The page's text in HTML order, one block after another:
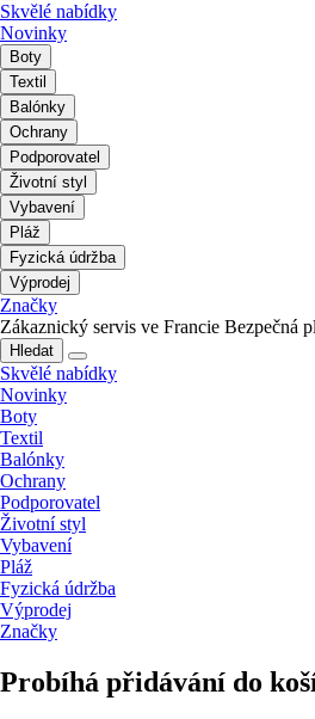
Skvělé nabídky
Novinky
Boty
Textil
Balónky
Ochrany
Podporovatel
Životní styl
Vybavení
Pláž
Fyzická údržba
Výprodej
Značky
Zákaznický servis ve Francie Bezpečná
Hledat
Skvělé nabídky
Novinky
Boty
Textil
Balónky
Ochrany
Podporovatel
Životní styl
Vybavení
Pláž
Fyzická údržba
Výprodej
Značky
Probíhá přidávání do